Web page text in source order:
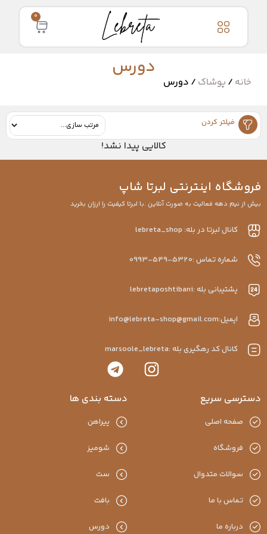
0
دورس
خانه / پوشاک / دورس
فیلتر کردن
کالایی پیدا نشد!
فروشگاه اینترنتی لبرتا شاپ
بیش از نیم دهه فعالیت به صورت آنلاین .با لبرتا کیفیت را ارزان بخرید
کانال لبرتا در بله: lebreta_shop
شماره تماس :5320-549-0993
پشتیبانی بله :lebretaposhtibani
ایمیل:info@lebreta-shop@gmail.com
کانال کد رهگیری بله :marsoole_lebreta
دسترسی سریع
صفحه اصلی
فروشگاه
سوالات متدوال
تماس با ما
درباره ما
دسته بندی ها
پیراهن
شومیز
ست
بافت
دورس